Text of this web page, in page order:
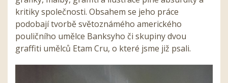
kritiky společnosti. Obsahem se jeho práce
podobají tvorbě světoznámého amerického
pouličního umělce Banksyho či skupiny dvou
graffiti umělců Etam Cru, o které jsme již psali.